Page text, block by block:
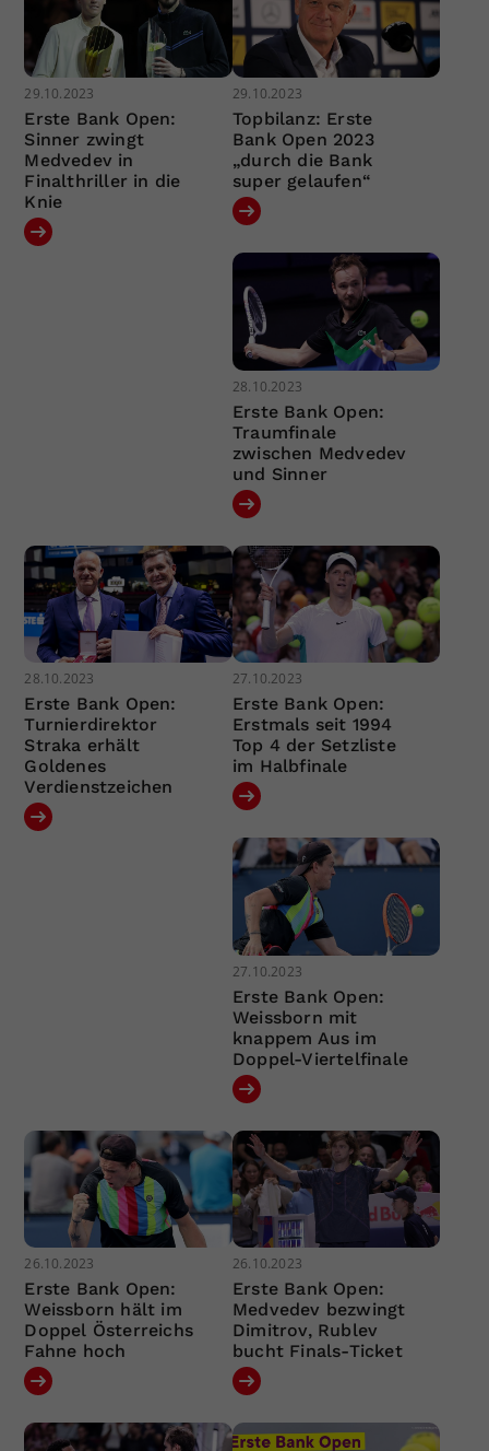
29.10.2023
Erste Bank Open:
Sinner zwingt
Medvedev in
Finalthriller in die
Knie
29.10.2023
Topbilanz: Erste
Bank Open 2023
„durch die Bank
super gelaufen“
28.10.2023
Erste Bank Open:
Traumfinale
zwischen Medvedev
und Sinner
28.10.2023
Erste Bank Open:
Turnierdirektor
Straka erhält
Goldenes
Verdienstzeichen
27.10.2023
Erste Bank Open:
Erstmals seit 1994
Top 4 der Setzliste
im Halbfinale
27.10.2023
Erste Bank Open:
Weissborn mit
knappem Aus im
Doppel-Viertelfinale
26.10.2023
Erste Bank Open:
Weissborn hält im
Doppel Österreichs
Fahne hoch
26.10.2023
Erste Bank Open:
Medvedev bezwingt
Dimitrov, Rublev
bucht Finals-Ticket